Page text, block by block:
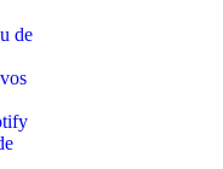
de